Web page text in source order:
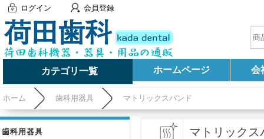
ログイン 会員登録
カテゴリ一覧 ホームページ 会
ホーム 歯科用器具 マトリックスバンド
歯科用器具 マトリックス